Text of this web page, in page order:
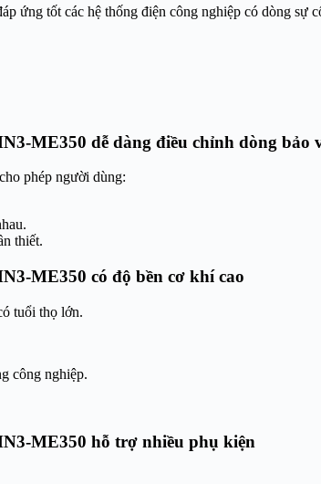
ứng tốt các hệ thống điện công nghiệp có dòng sự
ME350 dễ dàng điều chỉnh dòng bảo
phép người dùng:
thiết.
ME350 có độ bền cơ khí cao
tuổi thọ lớn.
công nghiệp.
ME350 hỗ trợ nhiều phụ kiện